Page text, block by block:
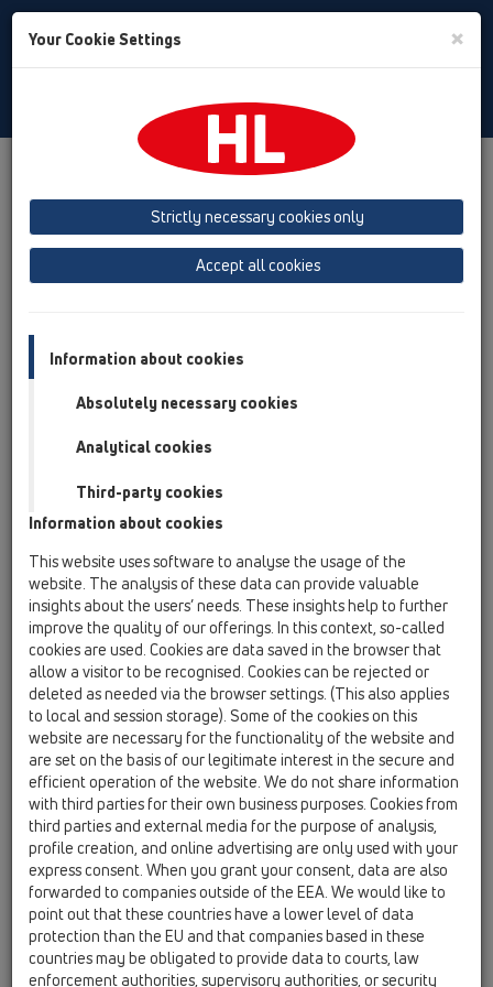
Toggle
Building Information
Информационное моделирование здания
BIM) описывает метод оптимизированного
помощью компьютерного программного обеспечения. При
этом в процессе проектирования происходит
конструкторской, технологической, экономической и
иной информации о здании со всеми её взаимосвязями и
зависимостями. Само здание визуализируется в виде
виртуальной (компьютерной) модели. Технология BIM
находит применение в строительстве для
проектирования, выполнения строительных работ и для
управления системами здания.
Идея:
Нужно не только получить чертежи здания, но и данные о
заложенном продукте или группе продуктов. В итоге
получается цифровая модель проекта строительства.
Существуют нормы по информационному моделированию
зданий.
Роль HL в этом процессе:
Your Cookie Settings ×
Strictly necessary cookies only
Accept all cookies
Information about cookies
Absolutely necessary cookies
Analytical cookies
Third-party cookies
Information about cookies
This website uses software to analyse the usage of the
website. The analysis of these data can provide valuable
insights about the users’ needs. These insights help to further
improve the quality of our offerings. In this context, so-called
cookies are used. Cookies are data saved in the browser that
allow a visitor to be recognised. Cookies can be rejected or
deleted as needed via the browser settings. (This also applies
to local and session storage). Some of the cookies on this
website are necessary for the functionality of the website and
are set on the basis of our legitimate interest in the secure and
efficient operation of the website. We do not share information
with third parties for their own business purposes. Cookies from
third parties and external media for the purpose of analysis,
profile creation, and online advertising are only used with your
express consent. When you grant your consent, data are also
forwarded to companies outside of the EEA. We would like to
point out that these countries have a lower level of data
protection than the EU and that companies based in these
countries may be obligated to provide data to courts, law
enforcement authorities, supervisory authorities, or security